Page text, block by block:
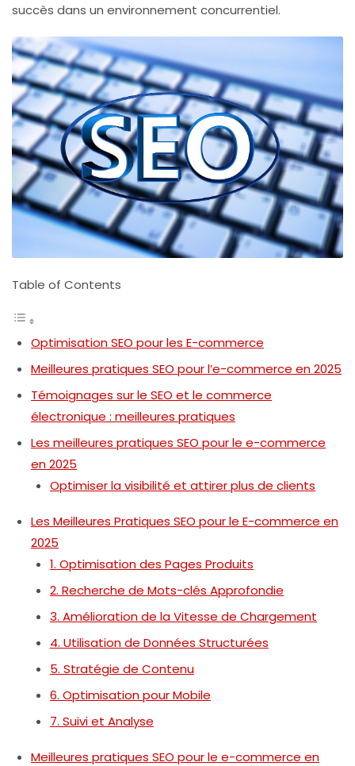
succès dans un environnement concurrentiel.
Table of Contents
Optimisation SEO pour les E-commerce
Meilleures pratiques SEO pour l’e-commerce en 2025
Témoignages sur le SEO et le commerce
électronique : meilleures pratiques
Les meilleures pratiques SEO pour le e-commerce
en 2025
Optimiser la visibilité et attirer plus de clients
Les Meilleures Pratiques SEO pour le E-commerce en
2025
1. Optimisation des Pages Produits
2. Recherche de Mots-clés Approfondie
3. Amélioration de la Vitesse de Chargement
4. Utilisation de Données Structurées
5. Stratégie de Contenu
6. Optimisation pour Mobile
7. Suivi et Analyse
Meilleures pratiques SEO pour le e-commerce en